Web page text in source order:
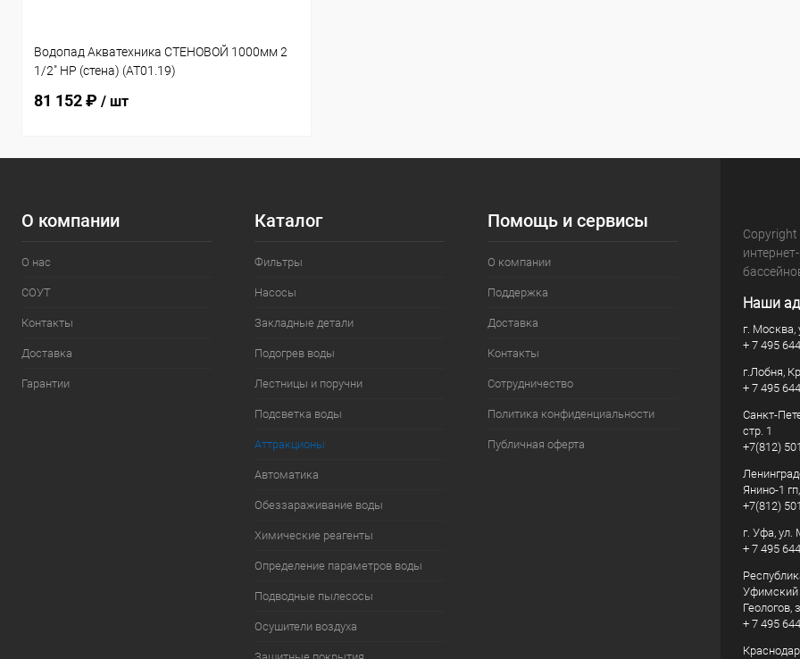
Водопад Акватехника СТЕНОВОЙ 1000мм 2
1/2" НР (стена) (AT01.19)
81 152 ₽ / шт
О компании
О нас
СОУТ
Контакты
Доставка
Гарантии
Каталог
Фильтры
Насосы
Закладные детали
Подогрев воды
Лестницы и поручни
Подсветка воды
Аттракционы
Автоматика
Обеззараживание воды
Химические реагенты
Определение параметров воды
Подводные пылесосы
Осушители воздуха
Помощь и сервисы
О компании
Поддержка
Доставка
Контакты
Сотрудничество
Политика конфиденциальности
Публичная оферта
Наши
г. Москва,
+ 7 495
г.Лобня,
+ 7 495
Санкт-
стр. 1
+7(812)
Янино-1
+7(812)
г. Уфа, ул.
+ 7 495
Уфимский
Геологов,
+ 7 495